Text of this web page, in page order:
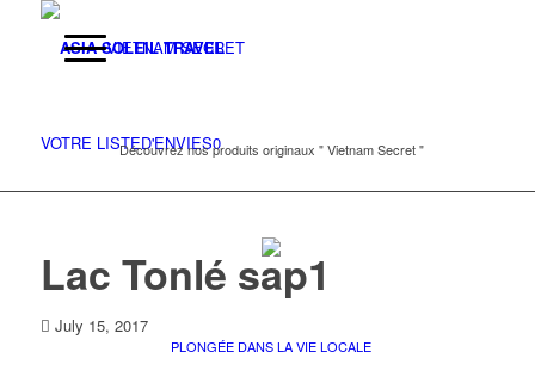
VIETNAM SECRET
Découvrez nos produits originaux " Vietnam Secret "
PLONGÉE DANS LA VIE LOCALE
VOTRE LISTED'ENVIES0
Lac Tonlé sap1
July 15, 2017